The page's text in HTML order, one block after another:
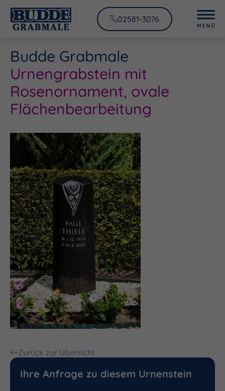
02581-3076
Budde Grabmale
Urnengrabstein mit
Rosenornament, ovale
Flächenbearbeitung
Zurück zur Übersicht
Ihre Anfrage zu diesem Urnenstein